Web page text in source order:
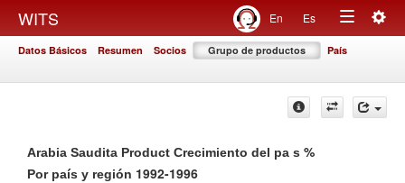
WITS En Es
Toggle
Datos Básicos Resumen Socios Grupo de productos País
Arabia Saudita Product Crecimiento del pa s %
Por país y región 1992-1996